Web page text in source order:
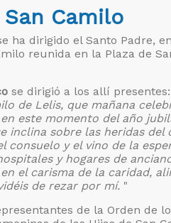
Camilo
ha dirigido el Santo Padre,
reunida en la Plaza de
se dirigió a los allí presentes:
de Lelis, que mañana
este momento del año
inclina sobre las heridas del
y el vino de la
y hogares de
el carisma de la caridad,
de rezar por mí. "
de la Orden de